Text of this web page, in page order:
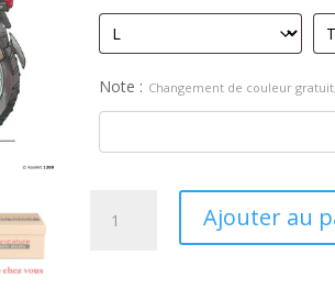
Note : Changement de couleur
Ajouter au